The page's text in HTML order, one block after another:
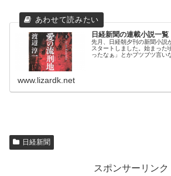
日経新聞の連載小説一覧
先月、日経朝夕刊の新聞小説
スタートしました。始まった
ったなぁ」とかブツブツ言い
www.lizardk.net
日経新聞
スポンサーリンク